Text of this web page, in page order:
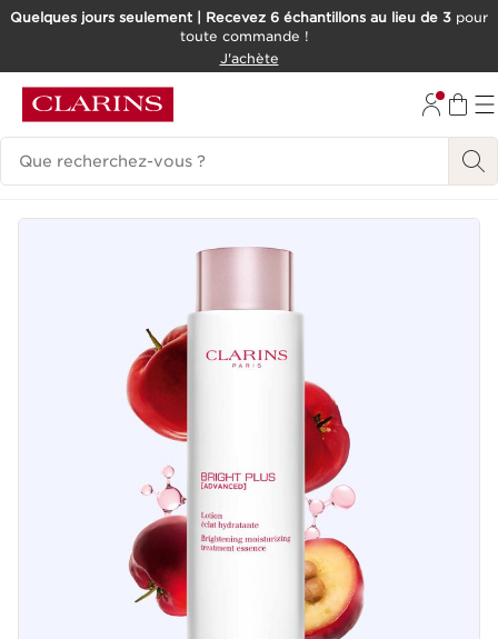
ALLER AU CONTENU
Quelques jours seulement | Recevez 6 échantillons au lieu de 3 pour
toute commande !
J'achète
Historique des recherches